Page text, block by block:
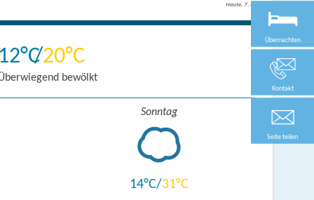
Heute, 7. 8.
12 20
bewölkt
Sonntag
14 31
Übernachten
Kontakt
Seite teilen